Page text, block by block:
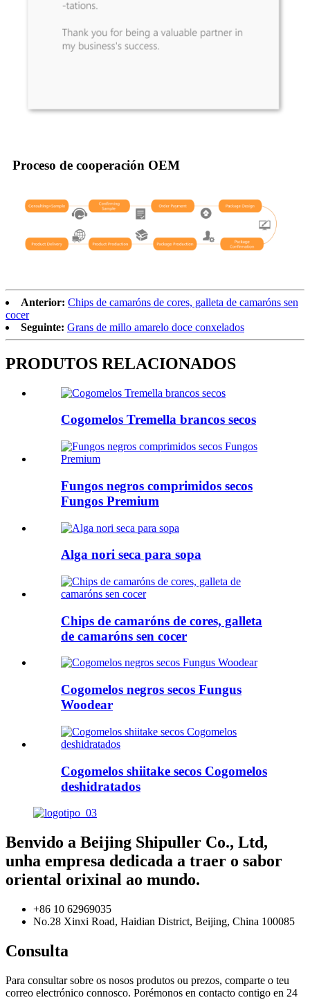
Proceso de cooperación OEM
Anterior: Chips de camaróns de cores, galleta de camaróns sen
cocer
Seguinte: Grans de millo amarelo doce conxelados
PRODUTOS RELACIONADOS
Cogomelos Tremella brancos secos
Fungos negros comprimidos secos
Fungos Premium
Alga nori seca para sopa
Chips de camaróns de cores, galleta
de camaróns sen cocer
Cogomelos negros secos Fungus
Woodear
Cogomelos shiitake secos Cogomelos
deshidratados
Benvido a Beijing Shipuller Co., Ltd,
unha empresa dedicada a traer o sabor
oriental orixinal ao mundo.
+86 10 62969035
No.28 Xinxi Road, Haidian District, Beijing, China 100085
Consulta
Para consultar sobre os nosos produtos ou prezos, comparte o teu
correo electrónico connosco. Porémonos en contacto contigo en 24